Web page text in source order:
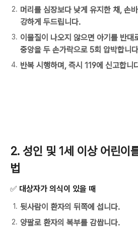
머리를 심장보다 낮게 유지한 채, 손
강하게 두드립니다.
이물질이 나오지 않으면 아기를 반대
중앙을 두 손가락으로 5회 압박합니
반복 시행하며, 즉시 119에 신고합니
2. 성인 및 1세 이상 어린이
법
✅ 대상자가 의식이 있을 때
뒷사람이 환자의 뒤쪽에 섭니다.
양팔로 환자의 복부를 감쌉니다.